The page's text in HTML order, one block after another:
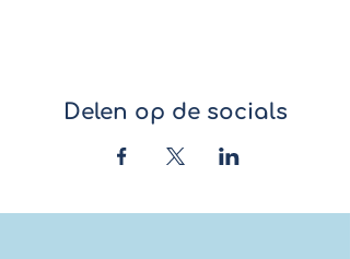
Delen op de socials